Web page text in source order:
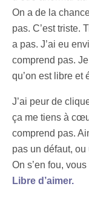
On a de la
pas. C’est triste.
a pas. J’ai eu
comprend pas.
qu’on est libre et
J’ai peur de
ça me tiens à
comprend pas.
pas un défaut,
On s’en fou,
Libre d’aimer.